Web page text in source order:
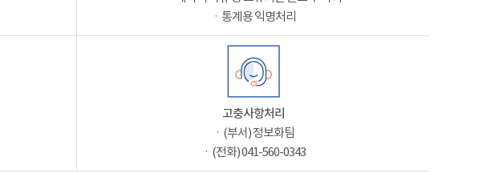
ㆍ통계용 익명처리
고충사항처리
ㆍ(부서) 정보화팀
ㆍ(전화) 041-560-0343